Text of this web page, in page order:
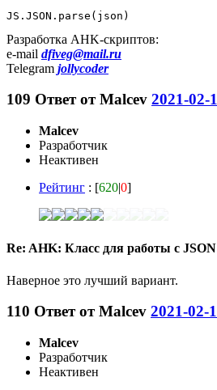
JS.JSON.parse(json)
Разработка AHK-скриптов:
e-mail dfiveg@mail.ru
Telegram jollycoder
109 Ответ отMalcev 2021-02-
Malcev
Разработчик
Неактивен
Рейтинг : [620|0]
Re: AHK: Класс для работы с JSON
Наверное это лучший вариант.
110 Ответ отMalcev 2021-02-
Malcev
Разработчик
Неактивен